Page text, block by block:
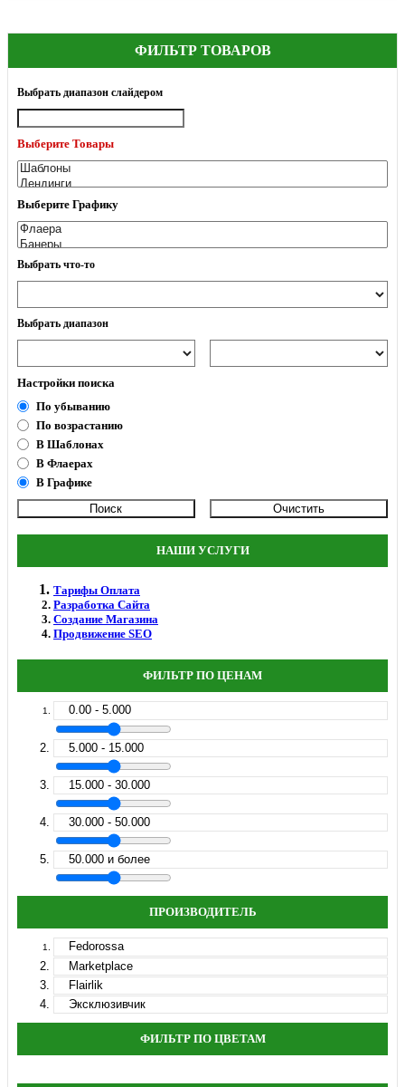
ФИЛЬТР ТОВАРОВ
Выбрать диапазон слайдером
Выберите Товары
Выберите Графику
Выбрать что-то
Выбрать диапазон
Настройки поиска
По убыванию
По возрастанию
В Шаблонах
В Флаерах
В Графике
НАШИ УСЛУГИ
Тарифы Оплата
Разработка Сайта
Создание Магазина
Продвижение SEO
ФИЛЬТР ПО ЦЕНАМ
0.00 - 5.000
5.000 - 15.000
15.000 - 30.000
30.000 - 50.000
50.000 и более
ПРОИЗВОДИТЕЛЬ
Fedorossa
Marketplace
Flairlik
Эксклюзивчик
ФИЛЬТР ПО ЦВЕТАМ